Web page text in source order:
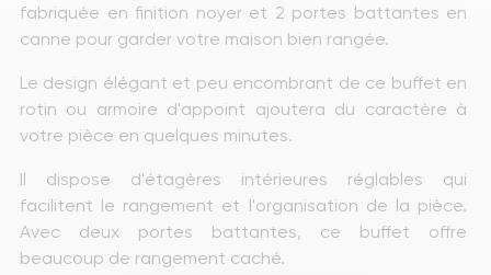
fabriquée en finition noyer et 2 portes battantes en
canne pour garder votre maison bien rangée.
Le design élégant et peu encombrant de ce buffet en
rotin ou armoire d'appoint ajoutera du caractère à
votre pièce en quelques minutes.
Il dispose d'étagères intérieures réglables qui
facilitent le rangement et l'organisation de la pièce.
Avec deux portes battantes, ce buffet offre
beaucoup de rangement caché.